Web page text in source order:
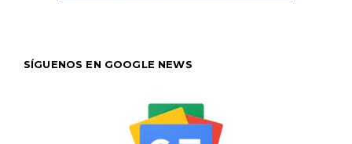
SÍGUENOS EN GOOGLE NEWS